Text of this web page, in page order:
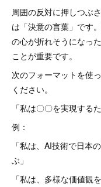
周囲の反対に押しつぶ
は「決意の言葉」です
の心が折れそうになっ
ことが重要です。
次のフォーマットを使
ください。
「私は〇〇を実現する
例：
「私は、AI技術で日本
ぶ」
「私は、多様な価値観